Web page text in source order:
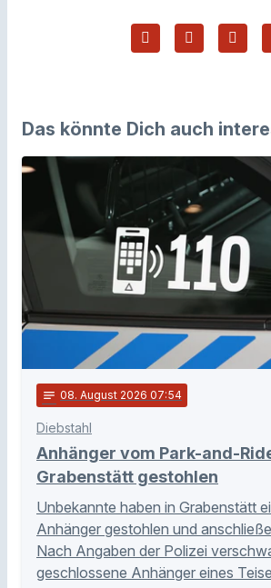
Das könnte Dich auch
notes 08. August 2026 07:54
Diebstahl
Anhänger vom Park-and-
Grabenstätt gestohlen
Unbekannte haben in Grabenstätt
Anhänger gestohlen und
Nach Angaben der Polizei
geschlossene Anhänger eines